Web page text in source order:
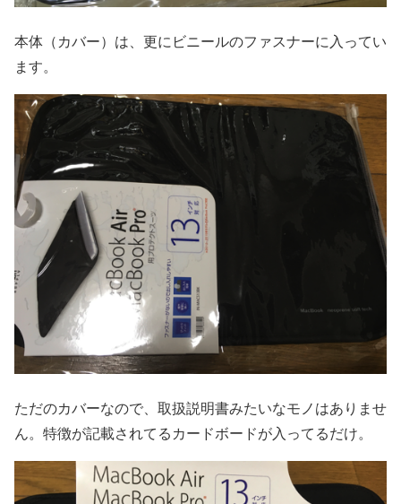
本体（カバー）は、更にビニールのファスナーに入ってい
ます。
ただのカバーなので、取扱説明書みたいなモノはありませ
ん。特徴が記載されてるカードボードが入ってるだけ。